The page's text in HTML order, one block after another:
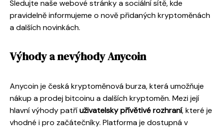
Sledujte naše webové stránky a sociální sítě, kde
pravidelně informujeme o nově přidaných kryptoměnách
a dalších novinkách.
Výhody a nevýhody Anycoin
Anycoin je česká kryptoměnová burza, která umožňuje
nákup a prodej bitcoinu a dalších kryptoměn. Mezi její
hlavní výhody patříuživatelsky přívětivé rozhraní, které je
vhodné i pro začátečníky. Platforma je dostupná v